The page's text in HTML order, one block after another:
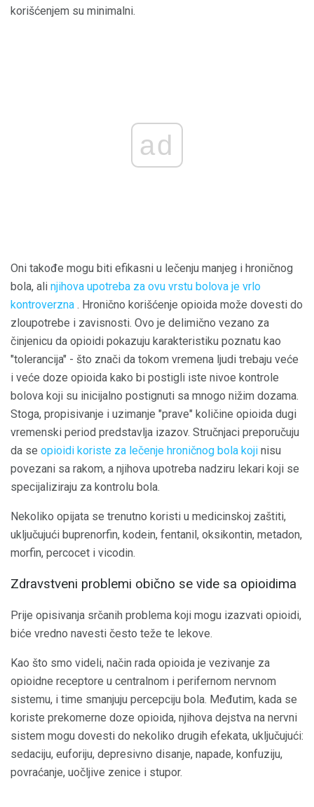
korišćenjem su minimalni.
ad
Oni takođe mogu biti efikasni u lečenju manjeg i hroničnog
bola, ali njihova upotreba za ovu vrstu bolova je vrlo
kontroverzna . Hronično korišćenje opioida može dovesti do
zloupotrebe i zavisnosti. Ovo je delimično vezano za
činjenicu da opioidi pokazuju karakteristiku poznatu kao
"tolerancija" - što znači da tokom vremena ljudi trebaju veće
i veće doze opioida kako bi postigli iste nivoe kontrole
bolova koji su inicijalno postignuti sa mnogo nižim dozama.
Stoga, propisivanje i uzimanje "prave" količine opioida dugi
vremenski period predstavlja izazov. Stručnjaci preporučuju
da se opioidi koriste za lečenje hroničnog bola koji nisu
povezani sa rakom, a njihova upotreba nadziru lekari koji se
specijaliziraju za kontrolu bola.
Nekoliko opijata se trenutno koristi u medicinskoj zaštiti,
uključujući buprenorfin, kodein, fentanil, oksikontin, metadon,
morfin, percocet i vicodin.
Zdravstveni problemi obično se vide sa opioidima
Prije opisivanja srčanih problema koji mogu izazvati opioidi,
biće vredno navesti često teže te lekove.
Kao što smo videli, način rada opioida je vezivanje za
opioidne receptore u centralnom i perifernom nervnom
sistemu, i time smanjuju percepciju bola. Međutim, kada se
koriste prekomerne doze opioida, njihova dejstva na nervni
sistem mogu dovesti do nekoliko drugih efekata, uključujući:
sedaciju, euforiju, depresivno disanje, napade, konfuziju,
povraćanje, uočljive zenice i stupor.